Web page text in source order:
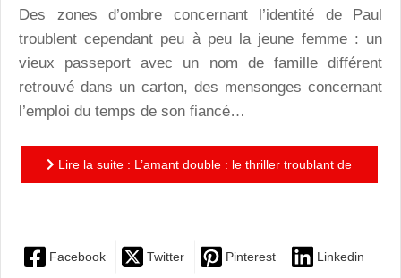
Des zones d’ombre concernant l’identité de Paul
troublent cependant peu à peu la jeune femme : un
vieux passeport avec un nom de famille différent
retrouvé dans un carton, des mensonges concernant
l’emploi du temps de son fiancé…
Lire la suite : L’amant double : le thriller troublant de
Facebook Twitter Pinterest Linkedin